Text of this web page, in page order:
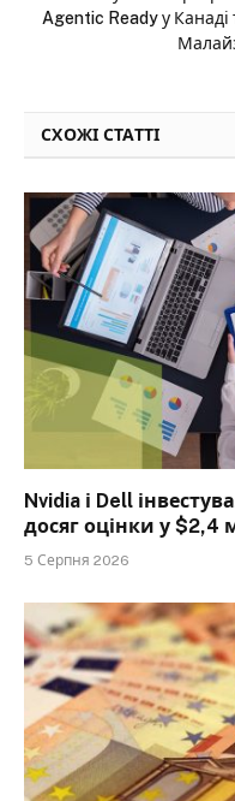
Agentic Ready у Канаді
СХОЖІ СТАТТІ
Nvidia і Dell
досяг оцінки у $2,4
5 Серпня 2026